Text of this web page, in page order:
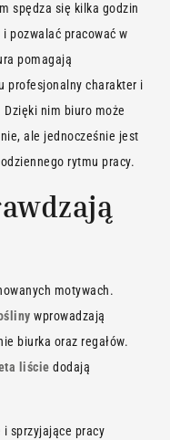
spędza się kilka godzin
pozwalać pracować w
pomagają
profesjonalny charakter i
nim biuro może
ale jednocześnie jest
rytmu pracy.
motywach.
wprowadzają
biurka oraz regałów.
liście dodają
sprzyjające pracy